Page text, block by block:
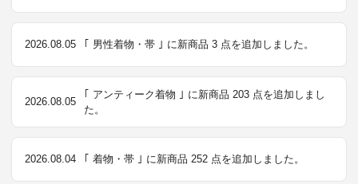
2026.08.05 ｢ 男性着物・帯 ｣ に新商品 3 点を追加しました。
2026.08.05
｢ アンティーク着物 ｣ に新商品 203 点を追加しまし
た。
2026.08.04 ｢ 着物・帯 ｣ に新商品 252 点を追加しました。